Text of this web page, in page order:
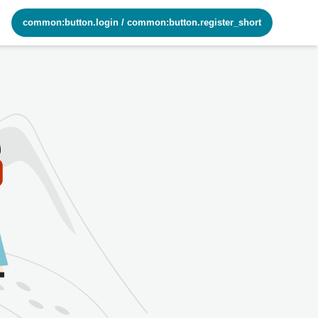
common:button.login / common:button.register_short